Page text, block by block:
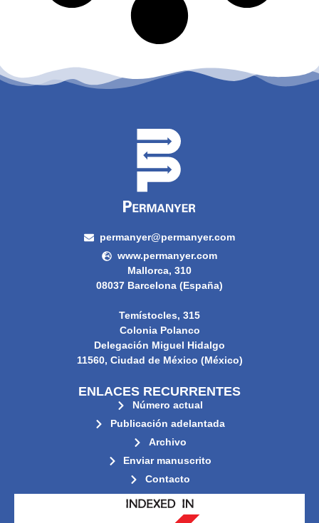
permanyer@permanyer.com
www.permanyer.com
Mallorca, 310
08037 Barcelona (España)
Temístocles, 315
Colonia Polanco
Delegación Miguel Hidalgo
11560, Ciudad de México (México)
ENLACES RECURRENTES
Número actual
Publicación adelantada
Archivo
Enviar manuscrito
Contacto